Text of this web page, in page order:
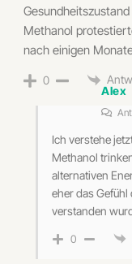
Methanol
nach einigen
0
Alex
Ich verstehe
Methanol
alternativen
eher das
verstanden
0